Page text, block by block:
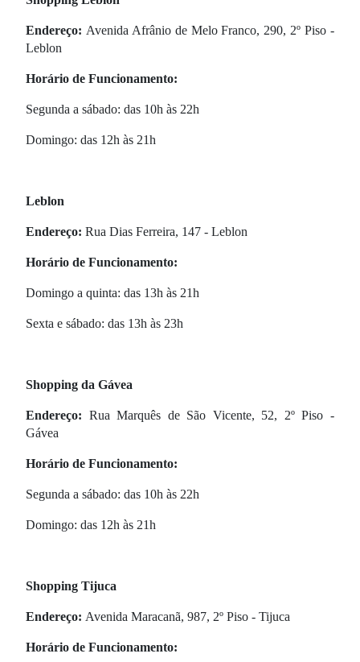
Endereço: Avenida Afrânio de Melo Franco, 290, 2º Piso -
Leblon
Horário de Funcionamento:
Segunda a sábado: das 10h às 22h
Domingo: das 12h às 21h
Leblon
Endereço: Rua Dias Ferreira, 147 - Leblon
Horário de Funcionamento:
Domingo a quinta: das 13h às 21h
Sexta e sábado: das 13h às 23h
Shopping da Gávea
Endereço: Rua Marquês de São Vicente, 52, 2º Piso -
Gávea
Horário de Funcionamento:
Segunda a sábado: das 10h às 22h
Domingo: das 12h às 21h
Shopping Tijuca
Endereço: Avenida Maracanã, 987, 2º Piso - Tijuca
Horário de Funcionamento: